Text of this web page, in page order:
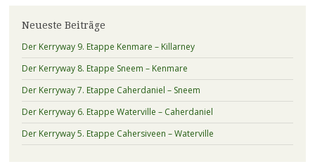
Neueste Beiträge
Der Kerryway 9. Etappe Kenmare – Killarney
Der Kerryway 8. Etappe Sneem – Kenmare
Der Kerryway 7. Etappe Caherdaniel – Sneem
Der Kerryway 6. Etappe Waterville – Caherdaniel
Der Kerryway 5. Etappe Cahersiveen – Waterville